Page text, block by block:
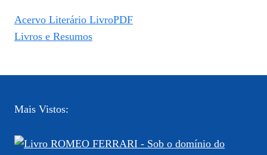
Acervo Literário LivroPDF
Livros e Resumos
Mais Vistos: